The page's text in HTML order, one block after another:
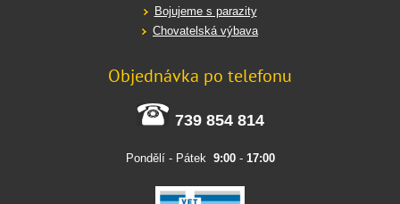
Bojujeme s parazity
Chovatelská výbava
Objednávka po telefonu
739 854 814
Pondělí - Pátek 9:00- 17:00